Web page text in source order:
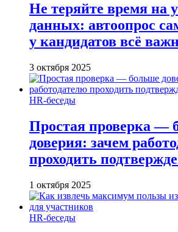
Не теряйте время на
данных: автоопрос
у кандидатов всё
3 октября 2025
HR-беседы
Простая проверка —
доверия: зачем
проходить
1 октября 2025
HR-беседы